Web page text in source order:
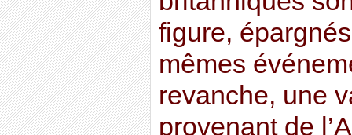
figure,
mêmes
revanche, une
provenant de